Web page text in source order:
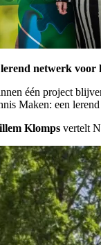
netwerk voor
één project
Maken: een
Klomps vertelt